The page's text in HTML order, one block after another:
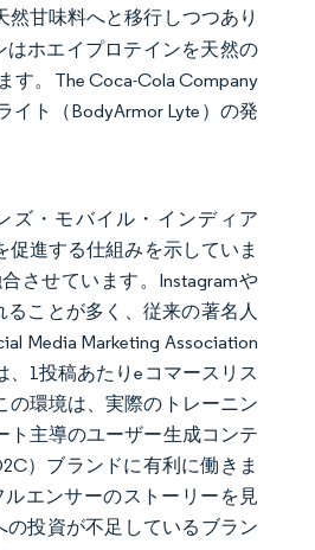
甘味料へと移行しつつあり
はホエイプロテインを天然の
。The Coca-Cola Company
ト（BodyArmor Lyte）の発
ズ・モバイル・インディア
促進する仕組みを示していま
させています。Instagramや
ことが多く、従来の著名人
Media Marketing Association
1投稿あたりeコマースリス
の環境は、実際のトレーニン
ト主導のユーザー生成コンテ
）ブランドに有利に働きま
エンサーのストーリーを見
投資が不足しているブラン